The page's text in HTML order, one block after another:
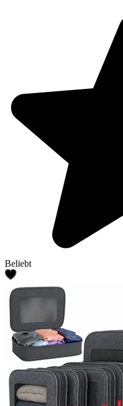
Beliebt